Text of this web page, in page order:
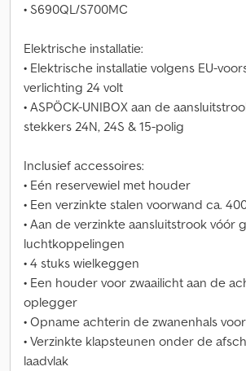
• S690QL/S700MC
Elektrische installatie:
• Elektrische installatie volgens EU-
verlichting 24 volt
• ASPÖCK-UNIBOX aan de
stekkers 24N, 24S & 15-polig
Inclusief accessoires:
• Eén reservewiel met houder
• Een verzinkte stalen voorwand ca.
• Aan de verzinkte aansluitstrook vóór
luchtkoppelingen
• 4 stuks wielkeggen
• Een houder voor zwaailicht aan de
oplegger
• Opname achterin de zwanenhals
• Verzinkte klapsteunen onder de
laadvlak